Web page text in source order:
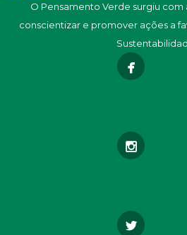
O Pensamento Verde surgiu com
conscientizar e promover ações a